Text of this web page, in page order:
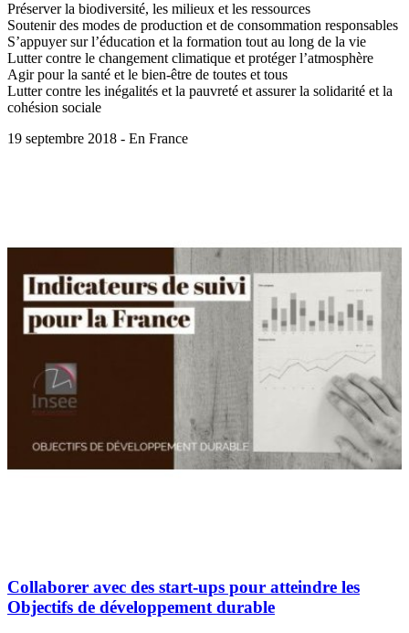
Préserver la biodiversité, les milieux et les ressources
Soutenir des modes de production et de consommation responsables
S’appuyer sur l’éducation et la formation tout au long de la vie
Lutter contre le changement climatique et protéger l’atmosphère
Agir pour la santé et le bien-être de toutes et tous
Lutter contre les inégalités et la pauvreté et assurer la solidarité et la
cohésion sociale
19 septembre 2018 - En France
Collaborer avec des start-ups pour atteindre les
Objectifs de développement durable